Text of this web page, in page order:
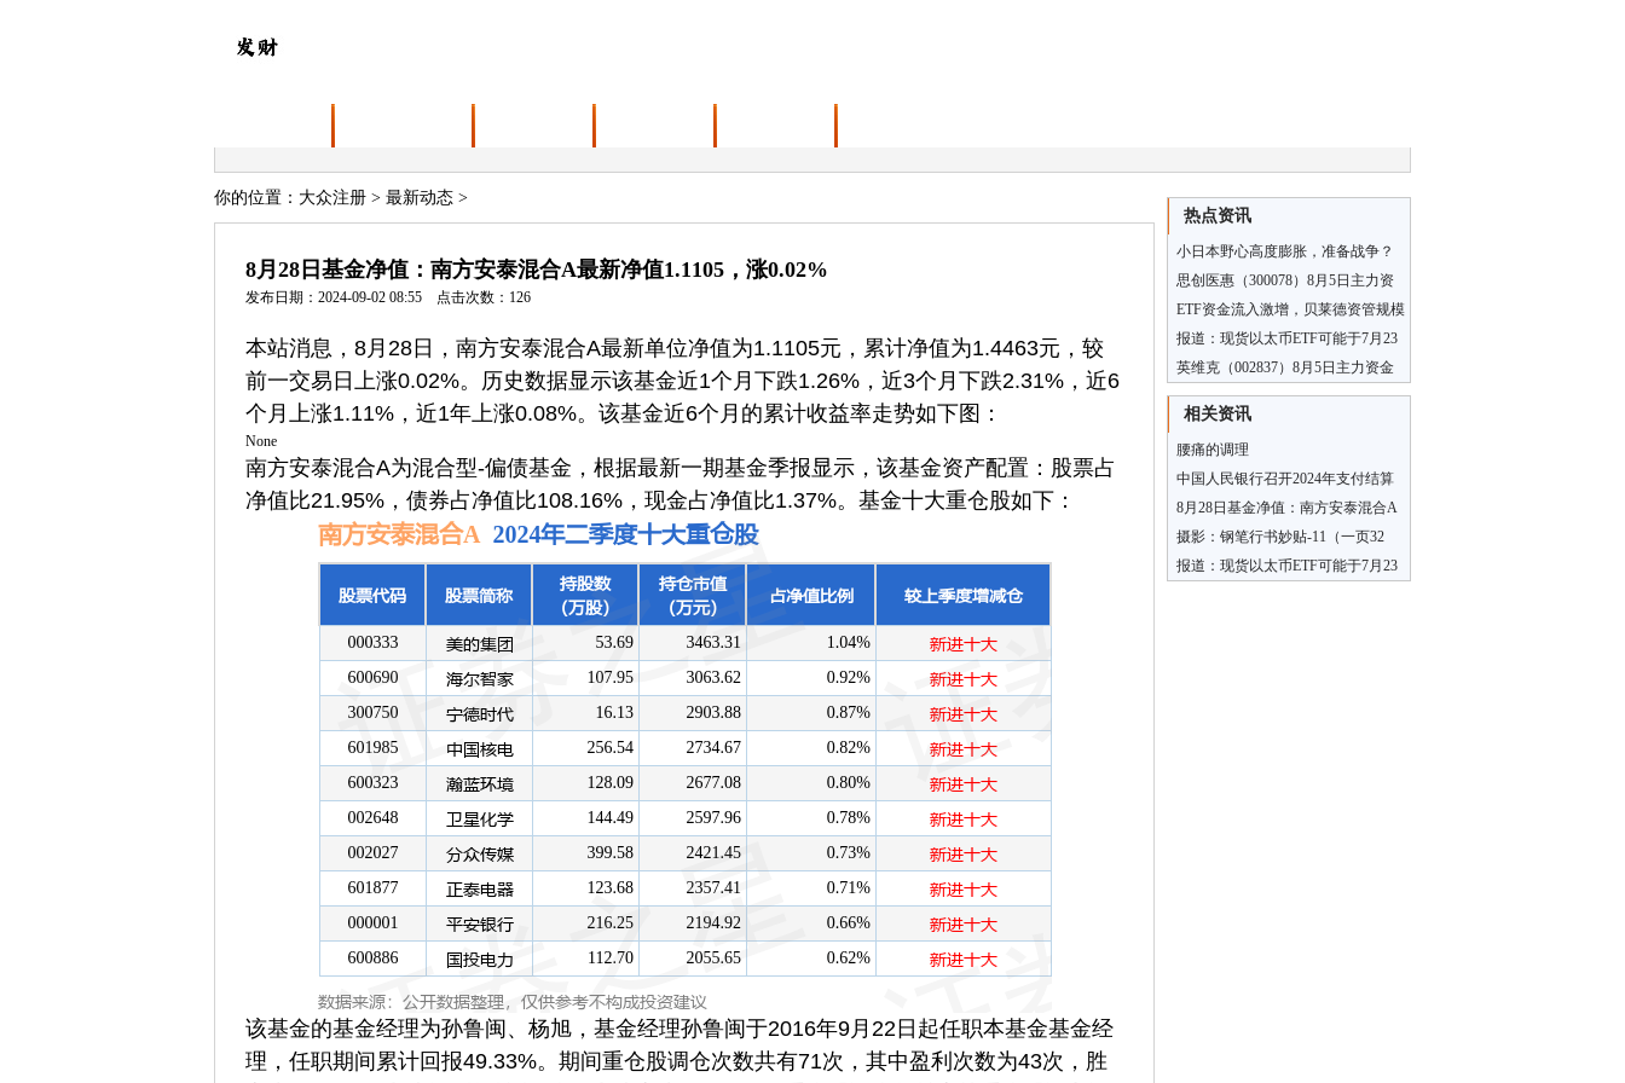
你的位置： 大众注册 > 最新动态 >
8月28日基金净值：南方安泰混合A最新净值1.1105，涨0.02%
发布日期：2024-09-02 08:55 点击次数：126
本站消息，8月28日，南方安泰混合A最新单位净值为1.1105元，累计净值为1.4463元，较
前一交易日上涨0.02%。历史数据显示该基金近1个月下跌1.26%，近3个月下跌2.31%，近6
个月上涨1.11%，近1年上涨0.08%。该基金近6个月的累计收益率走势如下图：
None
南方安泰混合A为混合型-偏债基金，根据最新一期基金季报显示，该基金资产配置：股票占
净值比21.95%，债券占净值比108.16%，现金占净值比1.37%。基金十大重仓股如下：
该基金的基金经理为孙鲁闽、杨旭，基金经理孙鲁闽于2016年9月22日起任职本基金基金经
理，任职期间累计回报49.33%。期间重仓股调仓次数共有71次，其中盈利次数为43次，胜
热点资讯
小日本野心高度膨胀，准备战争？
中国底线遭挑战，警惕！
思创医惠（300078）8月5日主力资
金净卖出6764.33万元
ETF资金流入激增，贝莱德资管规模
达10.6万亿美元创纪录新高｜财报见
闻
报道：现货以太币ETF可能于7月23
日开始交易
英维克（002837）8月5日主力资金
净卖出5127.77万元
相关资讯
腰痛的调理
中国人民银行召开2024年支付结算
工作会议
8月28日基金净值：南方安泰混合A
最新净值1.1105，涨0.02%
摄影：钢笔行书妙贴-11（一页32
字）
报道：现货以太币ETF可能于7月23